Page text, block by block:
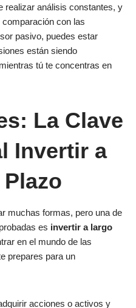
realizar análisis constantes, y
con las
pasivo, puedes estar
están siendo
tú te concentras en
La Clave
Invertir a
muchas formas, pero una de
es invertir a largo
en el mundo de las
prepares para un
acciones o activos y